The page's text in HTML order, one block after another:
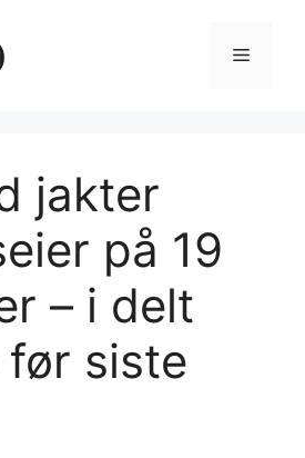
Meny
jakter
på 19
– i delt
siste